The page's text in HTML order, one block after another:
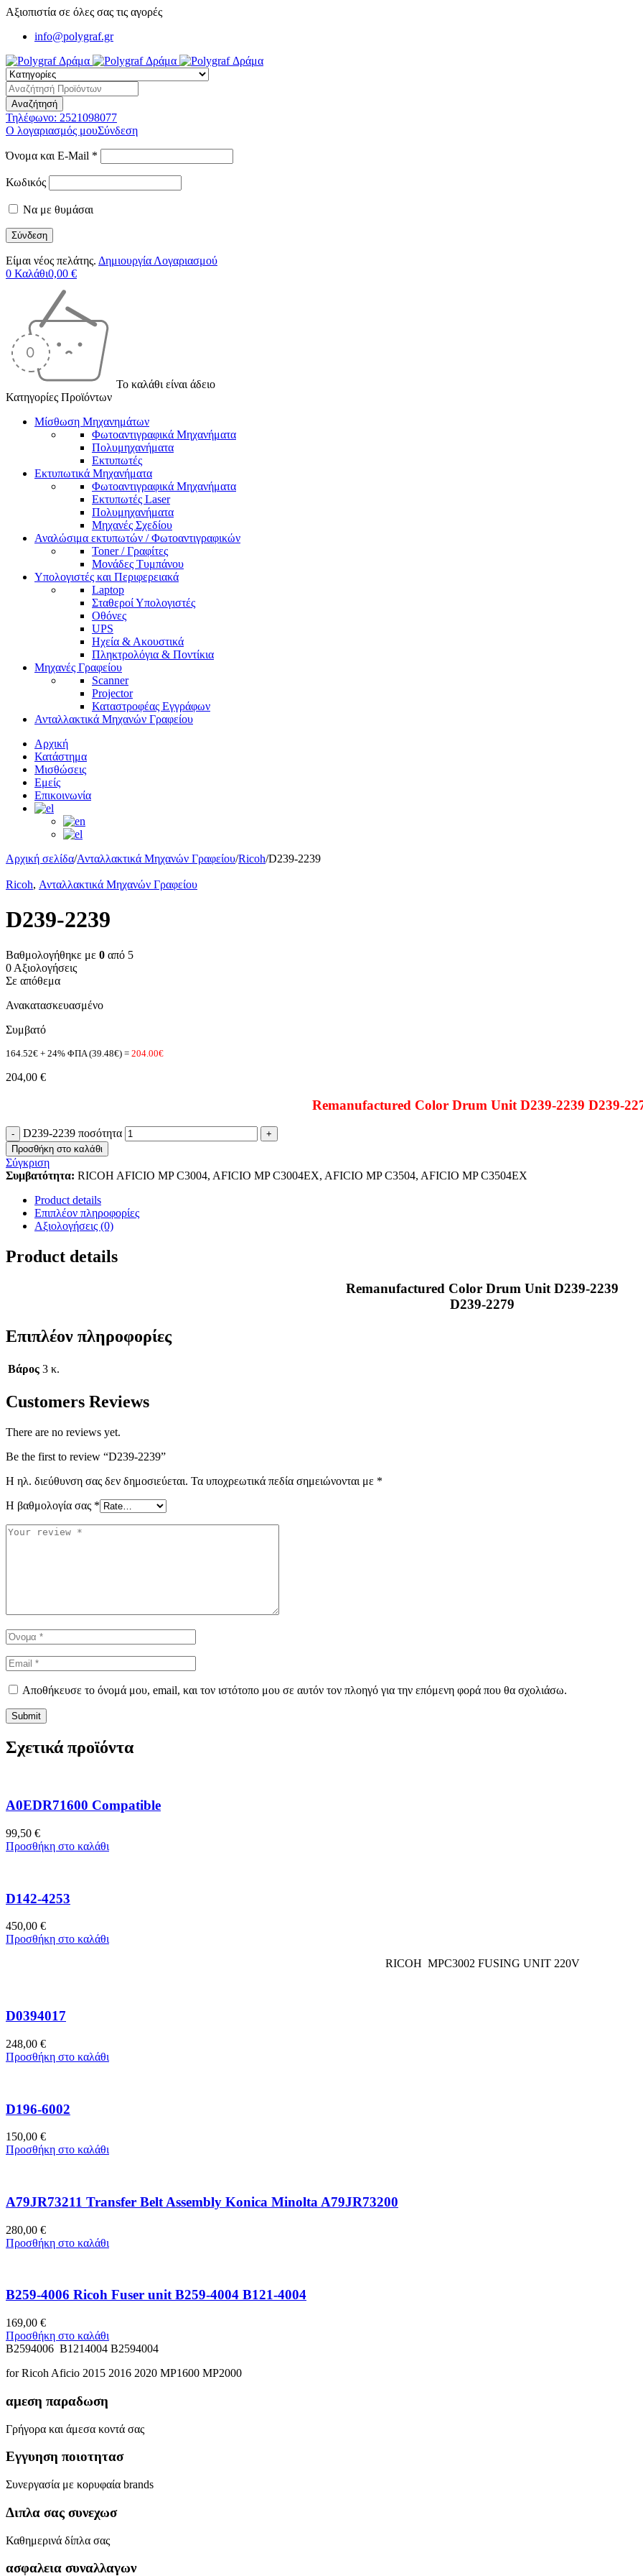
Αξιοπιστία σε όλες σας τις αγορές
info@polygraf.gr
Τηλέφωνο: 2521098077
Ο λογαριασμός μουΣύνδεση
Όνομα και E-Mail *
Κωδικός
Να με θυμάσαι
Είμαι νέος πελάτης. Δημιουργία Λογαριασμού
0 Καλάθι0,00 €
Το καλάθι είναι άδειο
Κατηγορίες Προϊόντων
Μίσθωση Μηχανημάτων
Φωτοαντιγραφικά Μηχανήματα
Πολυμηχανήματα
Εκτυπωτές
Εκτυπωτικά Μηχανήματα
Φωτοαντιγραφικά Μηχανήματα
Εκτυπωτές Laser
Πολυμηχανήματα
Μηχανές Σχεδίου
Αναλώσιμα εκτυπωτών / Φωτοαντιγραφικών
Toner / Γραφίτες
Μονάδες Τυμπάνου
Υπολογιστές και Περιφερειακά
Laptop
Σταθεροί Υπολογιστές
Οθόνες
UPS
Ηχεία & Ακουστικά
Πληκτρολόγια & Ποντίκια
Μηχανές Γραφείου
Scanner
Projector
Καταστροφέας Εγγράφων
Ανταλλακτικά Μηχανών Γραφείου
Αρχική
Κατάστημα
Μισθώσεις
Εμείς
Επικοινωνία
Αρχική σελίδα/Ανταλλακτικά Μηχανών Γραφείου/Ricoh/D239-2239
Ricoh, Ανταλλακτικά Μηχανών Γραφείου
D239-2239
Βαθμολογήθηκε με 0 από 5
0 Αξιολογήσεις
Σε απόθεμα
Ανακατασκευασμένο
Συμβατό
164.52€ + 24% ΦΠΑ (39.48€) = 204.00€
204,00 €
Remanufactured Color Drum Unit D239-2239 D239-
D239-2239 ποσότητα
Προσθήκη στο καλάθι
Σύγκριση
Συμβατότητα: RICOH AFICIO MP C3004, AFICIO MP C3004EX, AFICIO MP C3504, AFICIO MP C3504EX
Product details
Επιπλέον πληροφορίες
Αξιολογήσεις (0)
Product details
Remanufactured Color Drum Unit D239-2239
D239-2279
Επιπλέον πληροφορίες
Βάρος 3 κ.
Customers Reviews
There are no reviews yet.
Be the first to review “D239-2239”
Η ηλ. διεύθυνση σας δεν δημοσιεύεται. Τα υποχρεωτικά πεδία σημειώνονται με *
Η βαθμολογία σας *
Αποθήκευσε το όνομά μου, email, και τον ιστότοπο μου σε αυτόν τον πλοηγό για την επόμενη φορά που θα σχολιάσω.
Σχετικά προϊόντα
A0EDR71600 Compatible
99,50 €
Προσθήκη στο καλάθι
D142-4253
450,00 €
Προσθήκη στο καλάθι
RICOH MPC3002 FUSING UNIT 220V
D0394017
248,00 €
Προσθήκη στο καλάθι
D196-6002
150,00 €
Προσθήκη στο καλάθι
A79JR73211 Transfer Belt Assembly Konica Minolta A79JR73200
280,00 €
Προσθήκη στο καλάθι
B259-4006 Ricoh Fuser unit B259-4004 B121-4004
169,00 €
Προσθήκη στο καλάθι
B2594006 B1214004 B2594004
for Ricoh Aficio 2015 2016 2020 MP1600 MP2000
αμεση παραδωση
Γρήγορα και άμεσα κοντά σας
Εγγυηση ποιοτητασ
Συνεργασία με κορυφαία brands
Διπλα σας συνεχωσ
Καθημερινά δίπλα σας
ασφαλεια συναλλαγων